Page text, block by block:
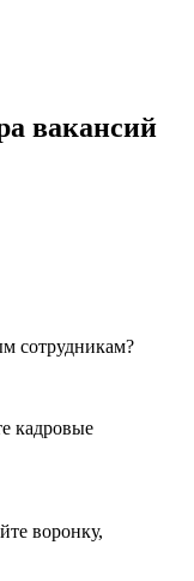
вакансий
сотрудникам?
кадровые
воронку,